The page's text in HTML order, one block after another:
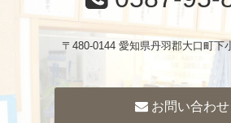
〒480-0144 愛知県丹羽郡大口町下
お問い合わせ